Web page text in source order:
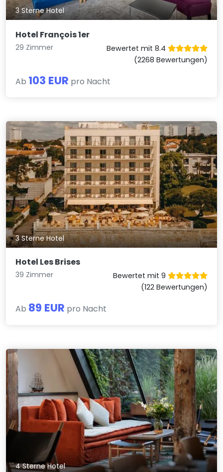
3 Sterne Hotel
Hotel François 1er
29 Zimmer
Bewertet mit 8.4
(2268 Bewertungen)
Ab 103 EUR pro Nacht
3 Sterne Hotel
Hotel Les Brises
39 Zimmer
Bewertet mit 9
(122 Bewertungen)
Ab 89 EUR pro Nacht
4 Sterne Hotel